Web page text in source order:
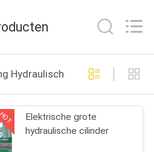
78
Hydraulische cilinders
Elektrische grote
hydraulische cilinder